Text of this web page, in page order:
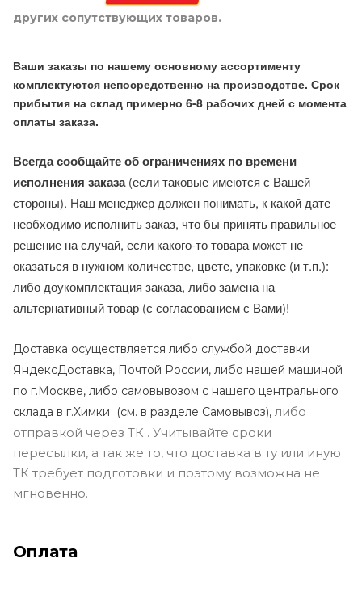
других сопутствующих товаров.
Ваши заказы по нашему основному ассортименту
комплектуются непосредственно на производстве. Срок
прибытия на склад примерно 6-8 рабочих дней с момента
оплаты заказа.
Всегда сообщайте об ограничениях по времени
исполнения заказа(если таковые имеются с Вашей
стороны). Наш менеджер должен понимать, к какой дате
необходимо исполнить заказ, что бы принять правильное
решение на случай, если какого-то товара может не
оказаться в нужном количестве, цвете, упаковке (и т.п.):
либо доукомплектация заказа, либо замена на
альтернативный товар (с согласованием с Вами)!
Доставка осуществляется либо службой доставки
ЯндексДоставка, Почтой России, либо нашей машиной
по г.Москве, либо самовывозом с нашего центрального
склада в г.Химки (см. в разделе Самовывоз), либо
отправкой через ТК . Учитывайте сроки
пересылки, а так же то, что доставка в ту или иную
ТК требует подготовки и поэтому возможна не
мгновенно.
Оплата